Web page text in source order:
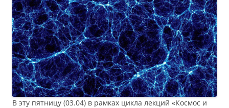
В эту пятницу (03.04) в рамках цикла лекций «Космос и